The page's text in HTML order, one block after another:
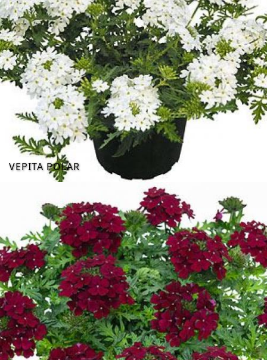
VEPITA POLAR